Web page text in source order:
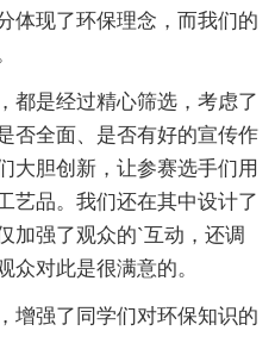
体现了环保理念，而我们的
都是经过精心筛选，考虑了
否全面、是否有好的宣传作
大胆创新，让参赛选手们用
艺品。我们还在其中设计了
加强了观众的`互动，还调
众对此是很满意的。
增强了同学们对环保知识的